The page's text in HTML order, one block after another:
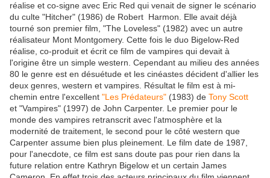
réalise et co-signe avec Eric Red qui venait de signer le scénario
du culte "Hitcher" (1986) de Robert Harmon. Elle avait déjà
tourné son premier film, "The Loveless" (1982) avec un autre
réalisateur Mont Montgomery. Cette fois le duo Bigelow-Red
réalise, co-produit et écrit ce film de vampires qui devait à
l'origine être un simple western. Cependant au milieu des années
80 le genre est en désuétude et les cinéastes décident d'allier les
deux genres, western et vampires. Résultat le film est à mi-
chemin entre l'excellent "Les Prédateurs" (1983) de Tony Scott
et "Vampires" (1997) de John Carpenter. Le premier pour le
monde des vampires retranscrit avec l'atmosphère et la
modernité de traitement, le second pour le côté western que
Carpenter assume bien plus pleinement. Le film date de 1987,
pour l'anecdote, ce film est sans doute pas pour rien dans la
future relation entre Kathryn Bigelow et un certain James